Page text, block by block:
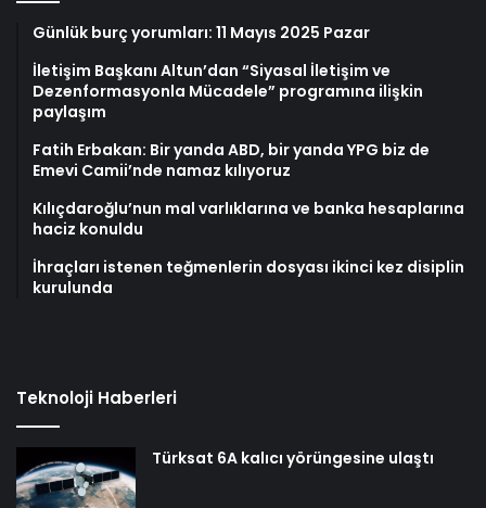
Günlük burç yorumları: 11 Mayıs 2025 Pazar
İletişim Başkanı Altun’dan “Siyasal İletişim ve
Dezenformasyonla Mücadele” programına ilişkin
paylaşım
Fatih Erbakan: Bir yanda ABD, bir yanda YPG biz de
Emevi Camii’nde namaz kılıyoruz
Kılıçdaroğlu’nun mal varlıklarına ve banka hesaplarına
haciz konuldu
İhraçları istenen teğmenlerin dosyası ikinci kez disiplin
kurulunda
Teknoloji Haberleri
Türksat 6A kalıcı yörüngesine ulaştı